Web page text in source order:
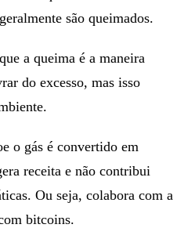
são queimados.
a queima é a maneira
do excesso, mas isso
o gás é convertido em
receita e não contribui
Ou seja, colabora com a
bitcoins.